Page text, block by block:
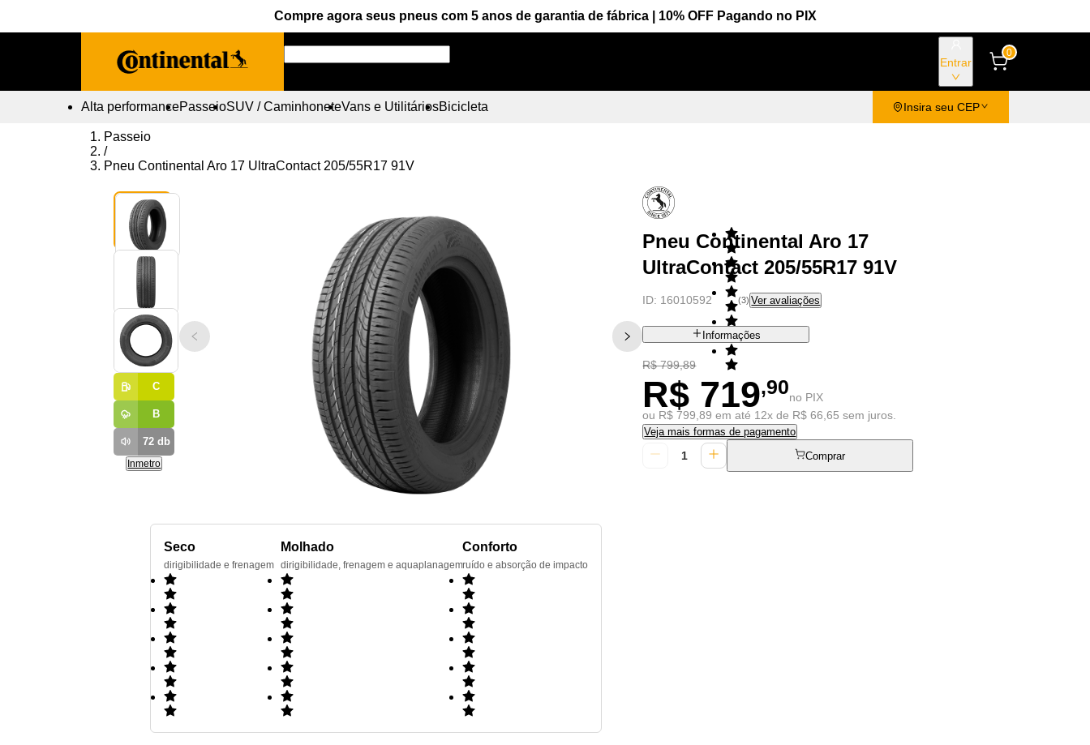
Compre agora seus pneus com 5 anos de garantia de fábrica | 10% OFF Pagando no PIX
Entrar
0
Alta performancePasseioSUV / CaminhoneteVans e UtilitáriosBicicleta Insira seu CEP
Passeio
/
Pneu Continental Aro 17 UltraContact 205/55R17 91V
C
B
72db
Inmetro
Seco
dirigibilidade e frenagem
Molhado
dirigibilidade, frenagem e aquaplanagem
Conforto
ruído e absorção de impacto
Pneu Continental Aro 17
UltraContact 205/55R17 91V
ID: 16010592 (3) Ver avaliações
Informações
R$ 799,89
R$ 719,90no PIX
ou R$ 799,89 em até 12x de R$ 66,65 sem juros.
Veja mais formas de pagamento
Comprar